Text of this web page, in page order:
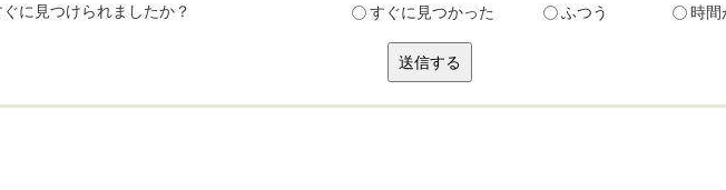
に見つけられましたか？ すぐに見つかった ふつう 時間